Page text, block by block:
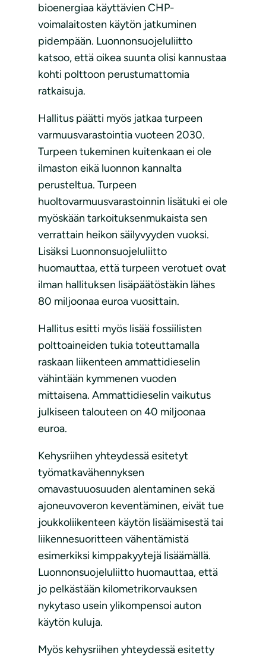
bioenergiaa käyttävien CHP-
voimalaitosten käytön jatkuminen
pidempään. Luonnonsuojeluliitto
katsoo, että oikea suunta olisi kannustaa
kohti polttoon perustumattomia
ratkaisuja.
Hallitus päätti myös jatkaa turpeen
varmuusvarastointia vuoteen 2030.
Turpeen tukeminen kuitenkaan ei ole
ilmaston eikä luonnon kannalta
perusteltua. Turpeen
huoltovarmuusvarastoinnin lisätuki ei ole
myöskään tarkoituksenmukaista sen
verrattain heikon säilyvyyden vuoksi.
Lisäksi Luonnonsuojeluliitto
huomauttaa, että turpeen verotuet ovat
ilman hallituksen lisäpäätöstäkin lähes
80 miljoonaa euroa vuosittain.
Hallitus esitti myös lisää fossiilisten
polttoaineiden tukia toteuttamalla
raskaan liikenteen ammattidieselin
vähintään kymmenen vuoden
mittaisena. Ammattidieselin vaikutus
julkiseen talouteen on 40 miljoonaa
euroa.
Kehysriihen yhteydessä esitetyt
työmatkavähennyksen
omavastuuosuuden alentaminen sekä
ajoneuvoveron keventäminen, eivät tue
joukkoliikenteen käytön lisäämisestä tai
liikennesuoritteen vähentämistä
esimerkiksi kimppakyytejä lisäämällä.
Luonnonsuojeluliitto huomauttaa, että
jo pelkästään kilometrikorvauksen
nykytaso usein ylikompensoi auton
käytön kuluja.
Myös kehysriihen yhteydessä esitetty